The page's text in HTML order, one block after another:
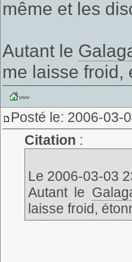
même et les
Autant le
me laisse froid,
Posté le: 2006-03-
Citation :
Le 2006-03-03
Autant le
laisse froid,